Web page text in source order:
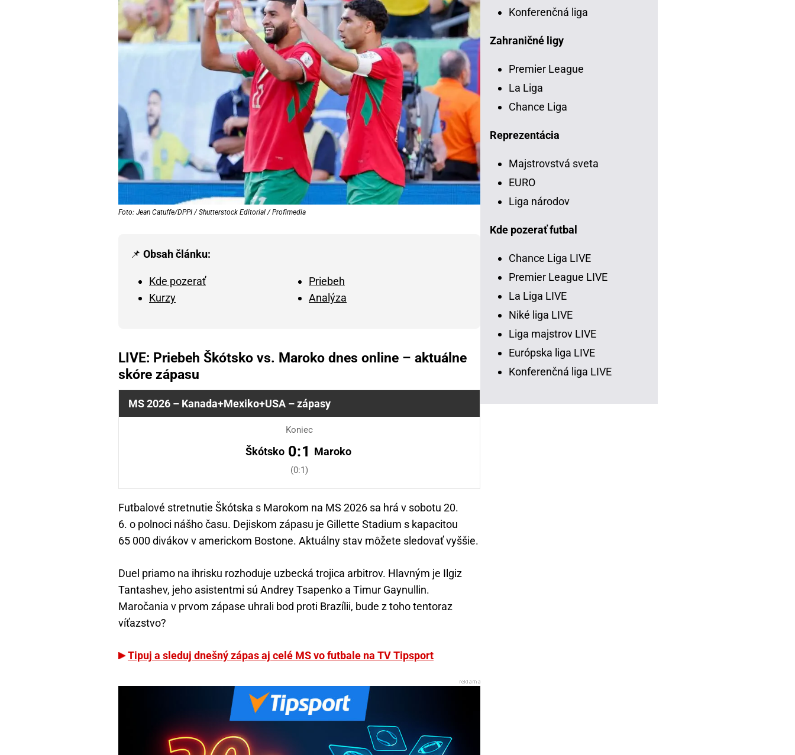
Foto: Jean Catuffe/DPPI / Shutterstock Editorial / Profimedia
📌 Obsah článku:
Kde pozerať
Priebeh
Kurzy
Analýza
LIVE: Priebeh Škótsko vs. Maroko dnes online – aktuálne
skóre zápasu
MS 2026 – Kanada+Mexiko+USA – zápasy
Koniec
Škótsko 0:1 Maroko
(0:1)
Futbalové stretnutie Škótska s Marokom na MS 2026 sa hrá v sobotu 20.
6. o polnoci nášho času. Dejiskom zápasu je Gillette Stadium s kapacitou
65 000 divákov v americkom Bostone. Aktuálny stav môžete sledovať vyššie.
Duel priamo na ihrisku rozhoduje uzbecká trojica arbitrov. Hlavným je Ilgiz
Tantashev, jeho asistentmi sú Andrey Tsapenko a Timur Gaynullin.
Maročania v prvom zápase uhrali bod proti Brazílii, bude z toho tentoraz
víťazstvo?
Tipuj a sleduj dnešný zápas aj celé MS vo futbale na TV Tipsport
Konferenčná liga
Zahraničné ligy
Premier League
La Liga
Chance Liga
Reprezentácia
Majstrovstvá sveta
EURO
Liga národov
Kde pozerať futbal
Chance Liga LIVE
Premier League LIVE
La Liga LIVE
Niké liga LIVE
Liga majstrov LIVE
Európska liga LIVE
Konferenčná liga LIVE